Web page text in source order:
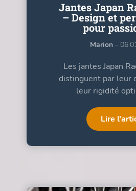
Jantes Japan
– Design et
pour
Marion -
Les jantes Japan
distinguent par leur
leur rigidité
Lire